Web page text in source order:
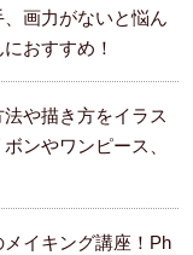
画力がないと悩ん
おすすめ！
や描き方をイラス
ンやワンピース、
イキング講座！Ph